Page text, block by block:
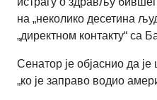
на „неколико десетина
„директном контакту“ са
Сенатор је објаснио да
„ко је заправо водио